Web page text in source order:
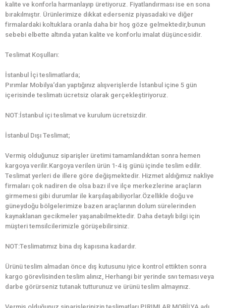
kalite ve konforla harmanlayıp üretiyoruz. Fiyatlandırması ise en sona
bırakılmıştır. Ürünlerimize dikkat ederseniz piyasadaki ve diğer
firmalardaki koltuklara oranla daha bir hoş göze gelmektedir,bunun
sebebi elbette altında yatan kalite ve konforlu imalat düşüncesidir.
Teslimat Koşulları:
İstanbul İçi teslimatlarda;
Pırımlar Mobilya‘dan yaptığınız alışverişlerde İstanbul içine 5 gün
içerisinde teslimatı ücretsiz olarak gerçekleştiriyoruz.
NOT:İstanbul içi teslimat ve kurulum ücretsizdir.
İstanbul Dışı Teslimat;
Vermiş olduğunuz siparişler üretimi tamamlandıktan sonra hemen
kargoya verilir.Kargoya verilen ürün 1-4 iş günü içinde teslim edilir.
Teslimat yerleri de illere göre değişmektedir. Hizmet aldığımız nakliye
firmaları çok nadiren de olsa bazı il ve ilçe merkezlerine araçların
girmemesi gibi durumlar ile karşılaşabiliyorlar.Özellikle doğu ve
güneydoğu bölgelerimize bazen araçlarının dolum sürelerinden
kaynaklanan gecikmeler yaşanabilmektedir. Daha detaylı bilgi için
müşteri temsilcilerimizle görüşebilirsiniz.
NOT:Teslimatımız bina dış kapısına kadardır.
Ürünü teslim almadan önce dış kutusunu iyice kontrol ettikten sonra
kargo görevlisinden teslim alınız, Herhangi bir yerinde sıvı teması veya
darbe görürseniz tutanak tutturunuz ve ürünü teslim almayınız.